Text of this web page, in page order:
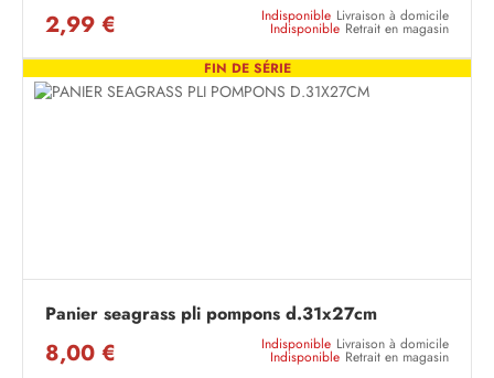
2,99 € Indisponible Livraison à domicile
Indisponible Retrait en magasin
FIN DE SÉRIE
Panier seagrass pli pompons d.31x27cm
8,00 € Indisponible Livraison à domicile
Indisponible Retrait en magasin